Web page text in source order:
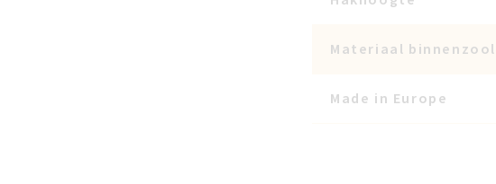
Materiaal binnenzool
Made in Europe